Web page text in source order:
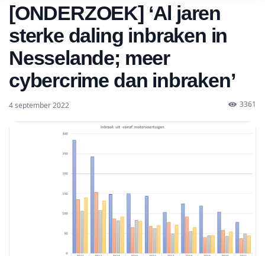
[ONDERZOEK] ‘Al jaren
sterke daling inbraken in
Nesselande; meer
cybercrime dan inbraken’
4 september 2022 3361